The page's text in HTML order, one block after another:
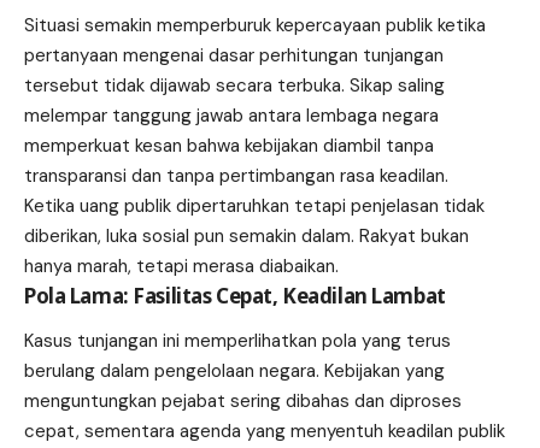
Situasi semakin memperburuk kepercayaan publik ketika
pertanyaan mengenai dasar perhitungan tunjangan
tersebut tidak dijawab secara terbuka. Sikap saling
melempar tanggung jawab antara lembaga negara
memperkuat kesan bahwa kebijakan diambil tanpa
transparansi dan tanpa pertimbangan rasa keadilan.
Ketika uang publik dipertaruhkan tetapi penjelasan tidak
diberikan, luka sosial pun semakin dalam. Rakyat bukan
hanya marah, tetapi merasa diabaikan.
Pola Lama: Fasilitas Cepat, Keadilan Lambat
Kasus tunjangan ini memperlihatkan pola yang terus
berulang dalam pengelolaan negara. Kebijakan yang
menguntungkan pejabat sering dibahas dan diproses
cepat, sementara agenda yang menyentuh keadilan publik